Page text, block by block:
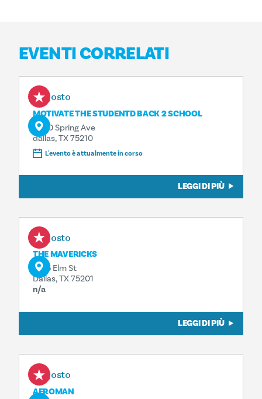
EVENTI CORRELATI
8 agosto
MOTIVATE THE STUDENTD BACK 2 SCHOOL
4500 Spring Ave
dallas, TX 75210
L'evento è attualmente in corso
LEGGI DI PIÙ
8 agosto
THE MAVERICKS
1925 Elm St
Dallas, TX 75201
n/a
LEGGI DI PIÙ
8 agosto
AFROMAN